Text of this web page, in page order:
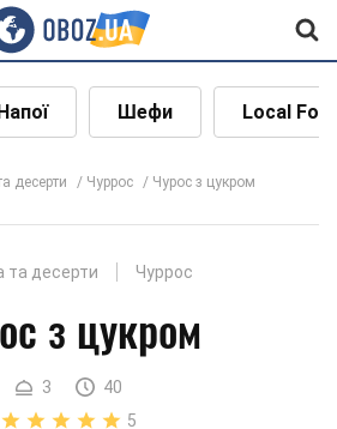
Шефи Local
десерти Чуррос Чурос з цукром
та десерти Чуррос
з цукром
3
40
5